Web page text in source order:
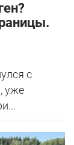
с
уже